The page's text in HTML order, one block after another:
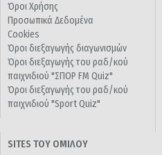
Όροι Χρήσης
Προσωπικά Δεδομένα
Cookies
Όροι διεξαγωγής διαγωνισμών
Όροι διεξαγωγής του ραδ/κού
παιχνιδιού "ΣΠΟΡ FM Quiz"
Όροι διεξαγωγής του ραδ/κού
παιχνιδιού "Sport Quiz"
SITES ΤΟΥ ΟΜΙΛΟΥ